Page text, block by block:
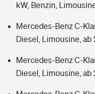
kW, Benzin,
Mercedes-Benz C-
Diesel, Limousine, ab
Mercedes-Benz C-
Diesel, Limousine, ab